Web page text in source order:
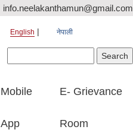
info.neelakanthamun@gmail.com
English नेपाली
Mobile
App
E- Grievance
Room